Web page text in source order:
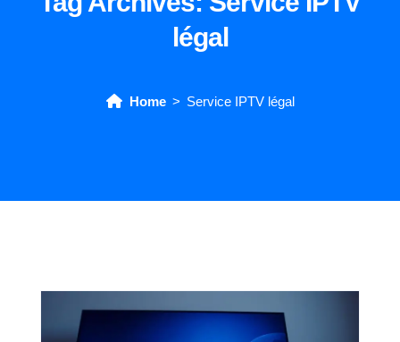
légal
Home Service IPTV légal